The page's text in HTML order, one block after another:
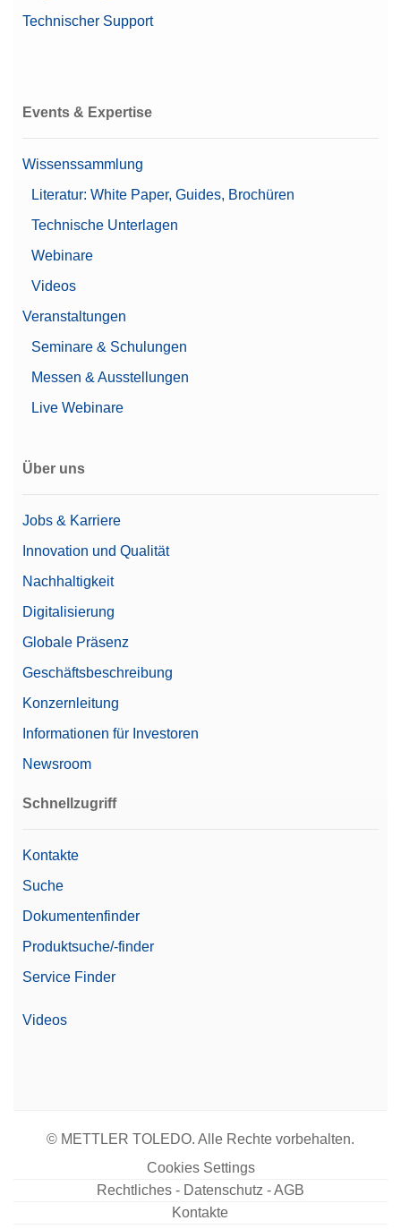
Technischer Support
Events & Expertise
Wissenssammlung
Literatur: White Paper, Guides, Brochüren
Technische Unterlagen
Webinare
Videos
Veranstaltungen
Seminare & Schulungen
Messen & Ausstellungen
Live Webinare
Über uns
Jobs & Karriere
Innovation und Qualität
Nachhaltigkeit
Digitalisierung
Globale Präsenz
Geschäftsbeschreibung
Konzernleitung
Informationen für Investoren
Newsroom
Schnellzugriff
Kontakte
Suche
Dokumentenfinder
Produktsuche/-finder
Service Finder
Videos
© METTLER TOLEDO. Alle Rechte vorbehalten.
Cookies Settings
Rechtliches - Datenschutz - AGB
Kontakte